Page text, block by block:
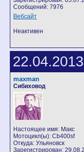
Сообщений: 7976
Вебсайт
Неактивен
maxman
Сибиховод
Настоящее имя: Макс
Мотоцикл(ы): Cb400sf
Откуда: Ульяновск
Зарегистрирован: